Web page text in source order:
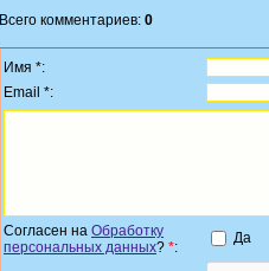
Всего комментариев: 0
Имя *:
Email *:
Согласен на Обработку
персональных данных? *:
Да